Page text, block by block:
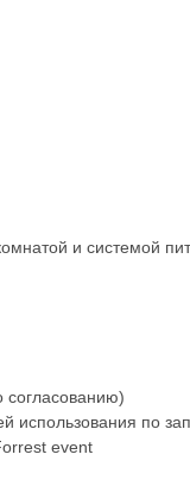
и системой
согласованию)
использования по
event